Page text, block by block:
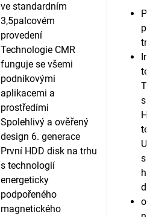
ve standardním
3,5palcovém
provedení
Technologie CMR
funguje se všemi
podnikovými
aplikacemi a
prostředími
Spolehlivý a ověřený
design 6. generace
První HDD disk na trhu
s technologií
energeticky
podpořeného
magnetického